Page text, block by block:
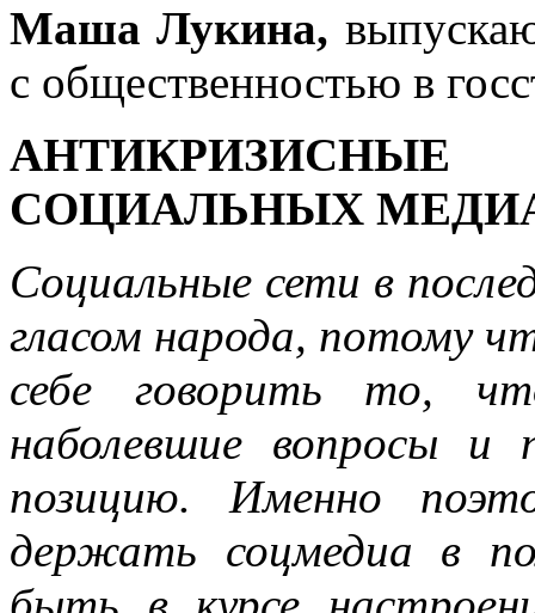
Маша Лукина,
с общественностью в
СОЦИАЛЬНЫХ
Социальные сети в
гласом народа, потому
себе говорить то,
наболевшие вопросы и
позицию. Именно
держать соцмедиа в